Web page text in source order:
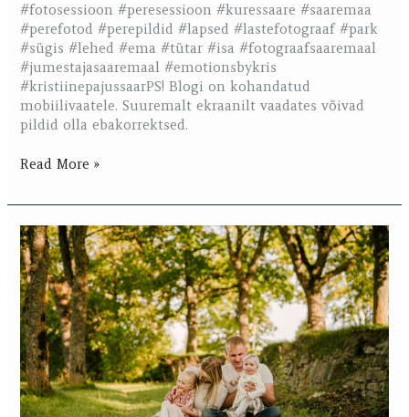
#fotosessioon #peresessioon #kuressaare #saaremaa
#perefotod #perepildid #lapsed #lastefotograaf #park
#sügis #lehed #ema #tütar #isa #fotograafsaaremaal
#jumestajasaaremaal #emotionsbykris
#kristiinepajussaarPS! Blogi on kohandatud
mobiilivaatele. Suuremalt ekraanilt vaadates võivad
pildid olla ebakorrektsed.
Read More »
Sandra
pere
fotosessioon